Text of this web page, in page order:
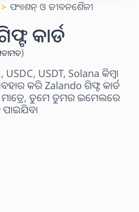
ଫ୍ୟାଶନ୍ ଓ ଜୀବନଶୈଳୀ
କାର୍ଡ
)
USDT, Solana କିମ୍ବା
କରି Zalando ଗିଫ୍ଟ କାର୍ଡ
ମାତ୍ରେ, ତୁମେ ତୁମର ଇମେଲରେ